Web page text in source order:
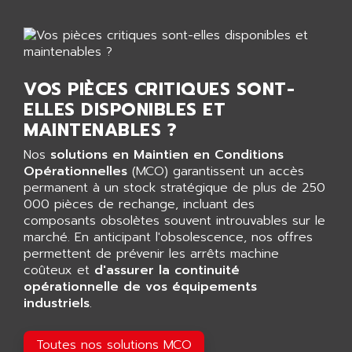
CYBER 4000
RPX30
SINUMERIK 820/
LOGO
SIMATIC MULTIPANEL
CL200
DIGIVEX
PWE
CL300
SIMOVERT MASTERDRIVES
C100
OP35
SIMATIC TP
BT
ALLEN CODIERGERATE GMBH
ALLEN SYSTEMS
ALLIANCE INSTRUMENTS
ALLIANCE MEMORY
ALLIED TELESIS
ALLIED TELESYN
ALLIED VISION
ALLIGATOR
ALLISON
ALLISON TRANSMISSION
ALM
ALMCO KLEENTEC
VOS PIÈCES CRITIQUES SONT-
ELLES DISPONIBLES ET
MAINTENABLES ?
Nos solutions en Maintien en Conditions
Opérationnelles (MCO) garantissent un accès
permanent à un stock stratégique de plus de 250
000 pièces de rechange, incluant des
composants obsolètes souvent introuvables sur le
marché. En anticipant l'obsolescence, nos offres
permettent de prévenir les arrêts machine
coûteux et d'assurer la continuité
opérationnelle de vos équipements
industriels.
Toutes nos solutions MCO